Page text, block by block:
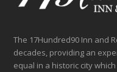
The 17Hundred90 Inn and
decades, providing an
equal in a historic city